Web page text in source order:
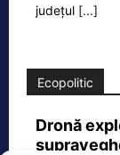
județul [...]
Ecopolitic
Dronă